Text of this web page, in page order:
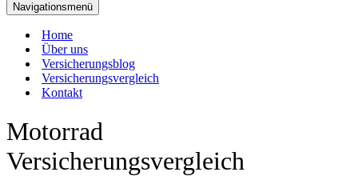
Navigationsmenü
Home
Über uns
Versicherungsblog
Versicherungsvergleich
Kontakt
Motorrad
Versicherungsvergleich